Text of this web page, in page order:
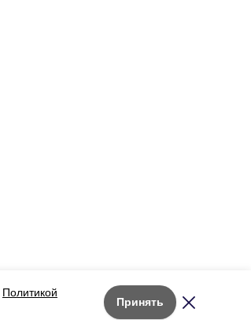
Политикой
Принять